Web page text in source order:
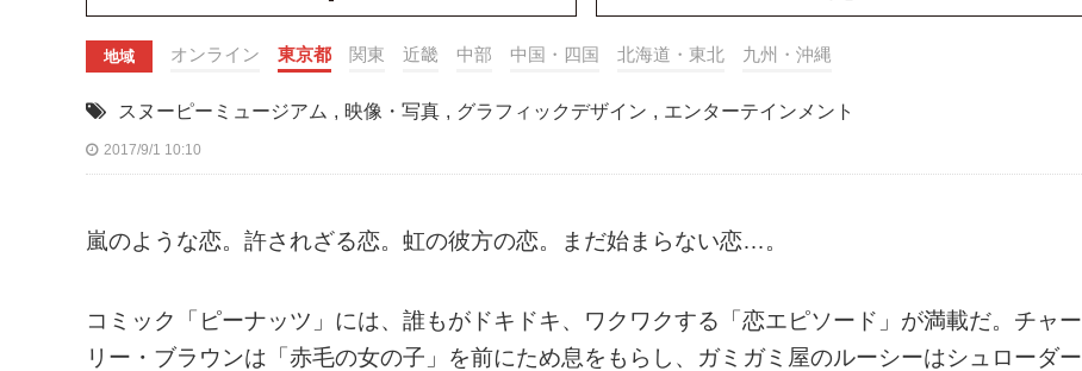
地域 オンライン 東京都 関東 近畿 中部 中国・四国 北海道・東北 九州・沖縄
スヌーピーミュージアム , 映像・写真 , グラフィックデザイン , エンターテインメント
2017/9/1 10:10
嵐のような恋。許されざる恋。虹の彼方の恋。まだ始まらない恋…。
コミック「ピーナッツ」には、誰もがドキドキ、ワクワクする「恋エピソード」が満載だ。チャー
リー・ブラウンは「赤毛の女の子」を前にため息をもらし、ガミガミ屋のルーシーはシュローダー